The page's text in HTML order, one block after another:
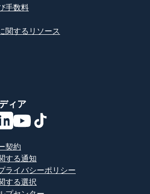
手数料
関するリソース
ィア
ウで開きます）
ンドウで開きます）
別ウィンドウで開きます）
（別ウィンドウで開きます）
（別ウィンドウで開きます）
契約
する通知
ライバシーポリシー
する選択